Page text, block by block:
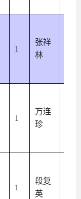
1
张祥
林
1
万连
珍
1
段复
英